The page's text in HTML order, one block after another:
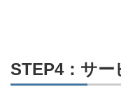
STEP4：サー